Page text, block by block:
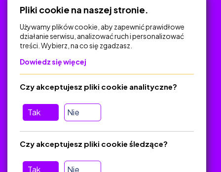
Na skróty
Polityka Prywatności
O platformie
Baza materiałów dydaktycznych
Jak zostać autorem
Pliki cookie na naszej stronie.
Używamy plików cookie, aby zapewnić prawidłowe
działanie serwisu, analizować ruch i personalizować
treści. Wybierz, na co się zgadzasz.
Dowiedz się więcej
Tak Nie
Czy akceptujesz pliki cookie analityczne?
Tak Nie
Czy akceptujesz pliki cookie śledzące?